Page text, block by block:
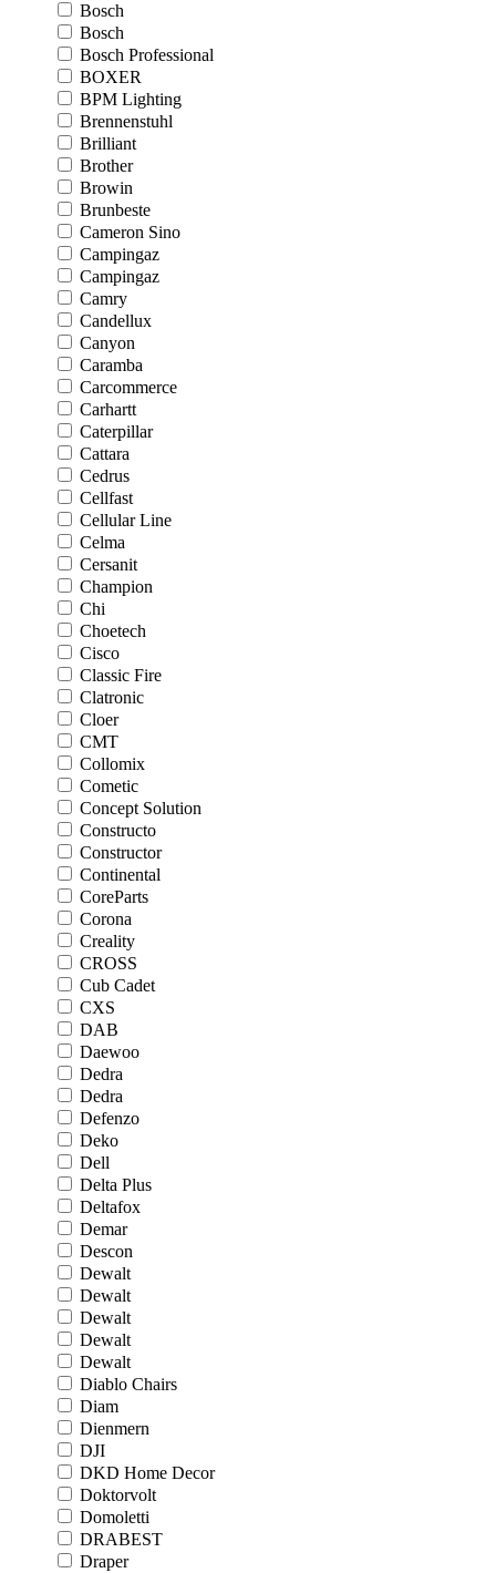
Bosch
Bosch
Bosch Professional
BOXER
BPM Lighting
Brennenstuhl
Brilliant
Brother
Browin
Brunbeste
Cameron Sino
Campingaz
Campingaz
Camry
Candellux
Canyon
Caramba
Carcommerce
Carhartt
Caterpillar
Cattara
Cedrus
Cellfast
Cellular Line
Celma
Cersanit
Champion
Chi
Choetech
Cisco
Classic Fire
Clatronic
Cloer
CMT
Collomix
Cometic
Concept Solution
Constructo
Constructor
Continental
CoreParts
Corona
Creality
CROSS
Cub Cadet
CXS
DAB
Daewoo
Dedra
Dedra
Defenzo
Deko
Dell
Delta Plus
Deltafox
Demar
Descon
Dewalt
Dewalt
Dewalt
Dewalt
Dewalt
Diablo Chairs
Diam
Dienmern
DJI
DKD Home Decor
Doktorvolt
Domoletti
DRABEST
Draper